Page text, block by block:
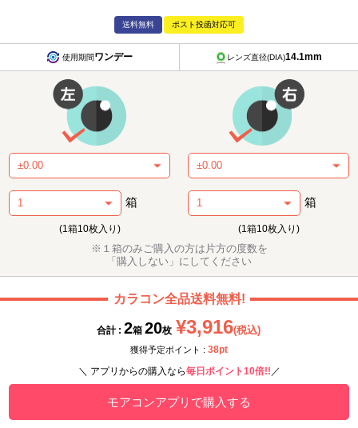
送料無料 ポスト投函対応可
使用期間ワンデー レンズ直径(DIA)14.1mm
箱
(1箱10枚入り)
箱
(1箱10枚入り)
※１箱のみご購入の方は片方の度数を
「購入しない」にしてください
カラコン全品送料無料!
合計 : 2箱 20枚 ¥3,916(税込)
獲得予定ポイント : 38pt
＼ アプリからの購入なら毎日ポイント10倍!! ／
モアコンアプリで購入する